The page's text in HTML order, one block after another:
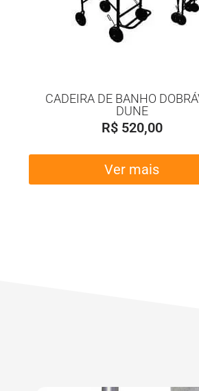
CADEIRA DE BANHO
DUNE
R$520,00
Ver mais